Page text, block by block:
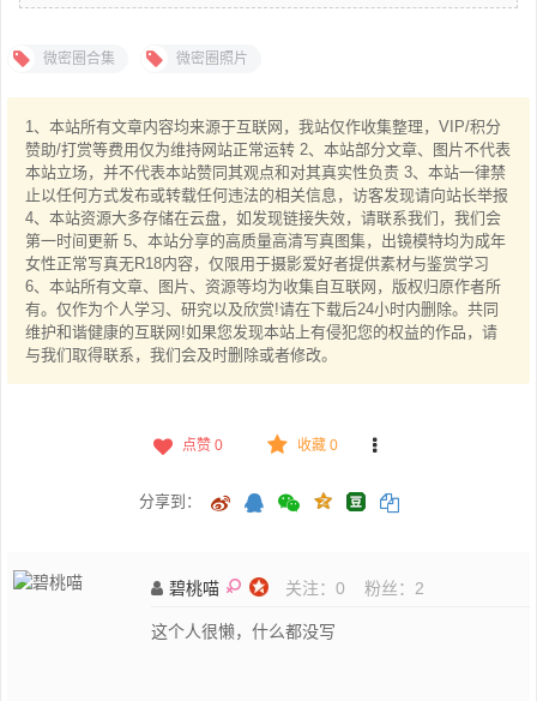
微密圈合集 微密圈照片
1、本站所有文章内容均来源于互联网，我站仅作收集整理，VIP/积分
赞助/打赏等费用仅为维持网站正常运转 2、本站部分文章、图片不代表
本站立场，并不代表本站赞同其观点和对其真实性负责 3、本站一律禁
止以任何方式发布或转载任何违法的相关信息，访客发现请向站长举报
4、本站资源大多存储在云盘，如发现链接失效，请联系我们，我们会
第一时间更新 5、本站分享的高质量高清写真图集，出镜模特均为成年
女性正常写真无R18内容，仅限用于摄影爱好者提供素材与鉴赏学习
6、本站所有文章、图片、资源等均为收集自互联网，版权归原作者所
有。仅作为个人学习、研究以及欣赏!请在下载后24小时内删除。共同
维护和谐健康的互联网!如果您发现本站上有侵犯您的权益的作品，请
与我们取得联系，我们会及时删除或者修改。
点赞 0 收藏 0
分享到：
碧桃喵 关注： 0 粉丝： 2
这个人很懒，什么都没写